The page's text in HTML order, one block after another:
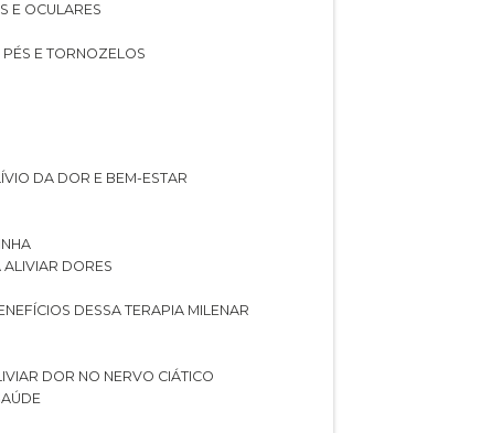
E OCULARES
PÉS E TORNOZELOS
DA DOR E BEM-ESTAR
ALIVIAR DORES
DESSA TERAPIA MILENAR
DOR NO NERVO CIÁTICO